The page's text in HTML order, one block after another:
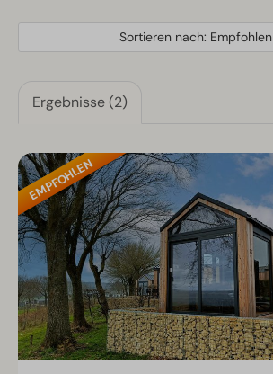
Sortieren nach: Empfohlen
Ergebnisse (2)
EMPFOHLEN